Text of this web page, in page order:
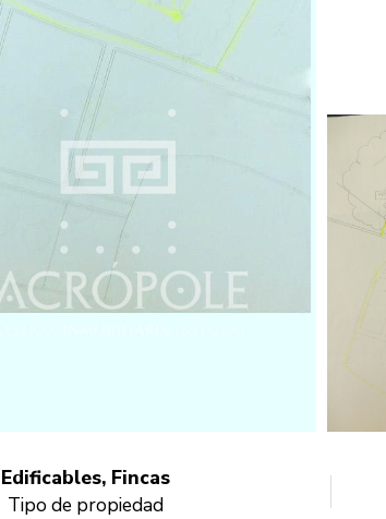
Edificables, Fincas
Tipo de propiedad